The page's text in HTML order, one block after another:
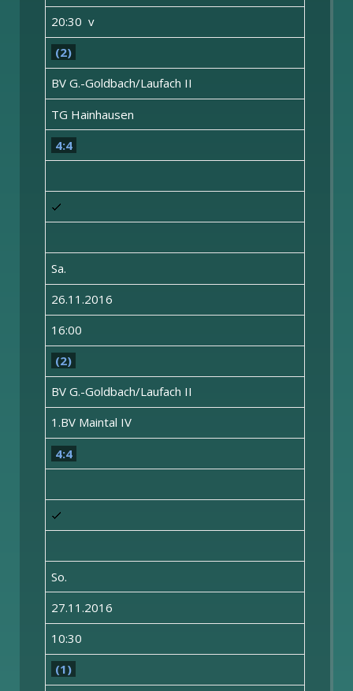
20:30 v
(2)
BV G.-Goldbach/Laufach II
TG Hainhausen
4:4
Sa.
26.11.2016
16:00
(2)
BV G.-Goldbach/Laufach II
1.BV Maintal IV
4:4
So.
27.11.2016
10:30
(1)